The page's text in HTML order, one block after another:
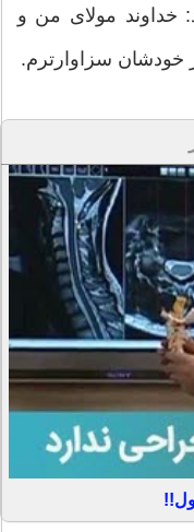
خداوند مولای من و
خودشان سزاوارترم.